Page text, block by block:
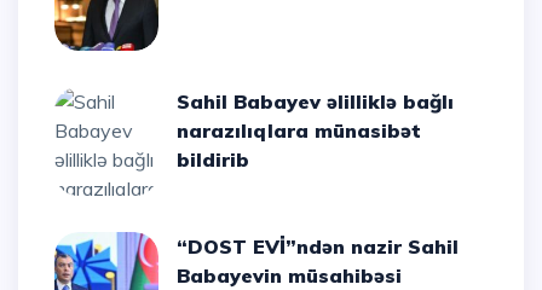
Sahil Babayev əlilliklə bağlı
narazılıqlara münasibət
bildirib
“DOST EVİ”ndən nazir Sahil
Babayevin müsahibəsi